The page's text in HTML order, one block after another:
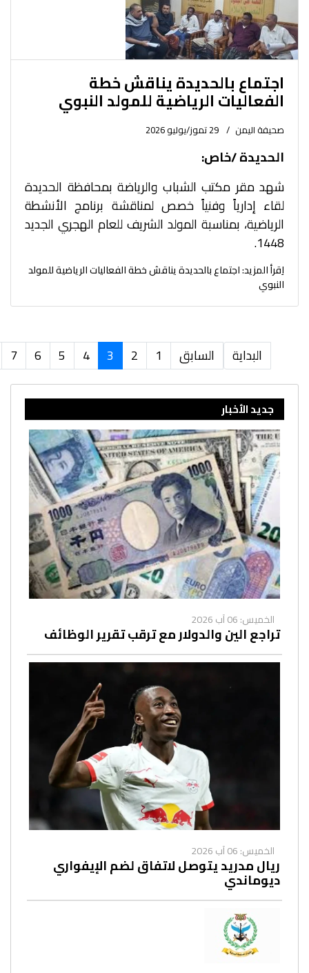
اجتماع بالحديدة يناقش خطة
الفعاليات الرياضية للمولد النبوي
صحيفة اليمن 29 تموز/يوليو 2026
الحديدة /خاص:
شهد مقر مكتب الشباب والرياضة بمحافظة الحديدة
لقاء إدارياً وفنياً خصص لمناقشة برنامج الأنشطة
الرياضية، بمناسبة المولد الشريف للعام الهجري الجديد
1448.
اِقرأ المزيد: اجتماع بالحديدة يناقش خطة الفعاليات الرياضية للمولد
النبوي
البداية السابق 1
2
3
4
5
6
7
جديد الأخبار
الخميس: 06 آب 2026
تراجع الين والدولار مع ترقب تقرير الوظائف
الخميس: 06 آب 2026
ريال مدريد يتوصل لاتفاق لضم الإيفواري
ديوماندي